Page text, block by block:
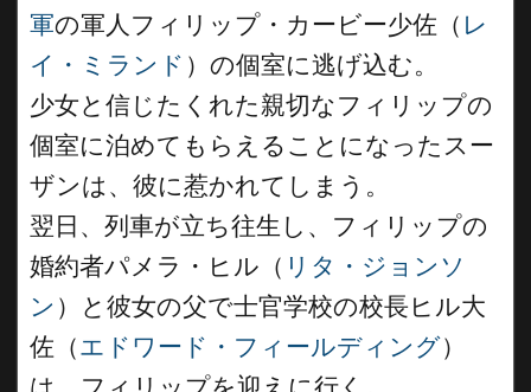
軍の軍人フィリップ・カービー少佐（ レ
イ・ミランド ）の個室に逃げ込む。
少女と信じたくれた親切なフィリップの
個室に泊めてもらえることになったスー
ザンは、彼に惹かれてしまう。
翌日、列車が立ち往生し、フィリップの
婚約者パメラ・ヒル（ リタ・ジョンソ
ン ）と彼女の父で士官学校の校長ヒル大
佐（エドワード・フィールディング）